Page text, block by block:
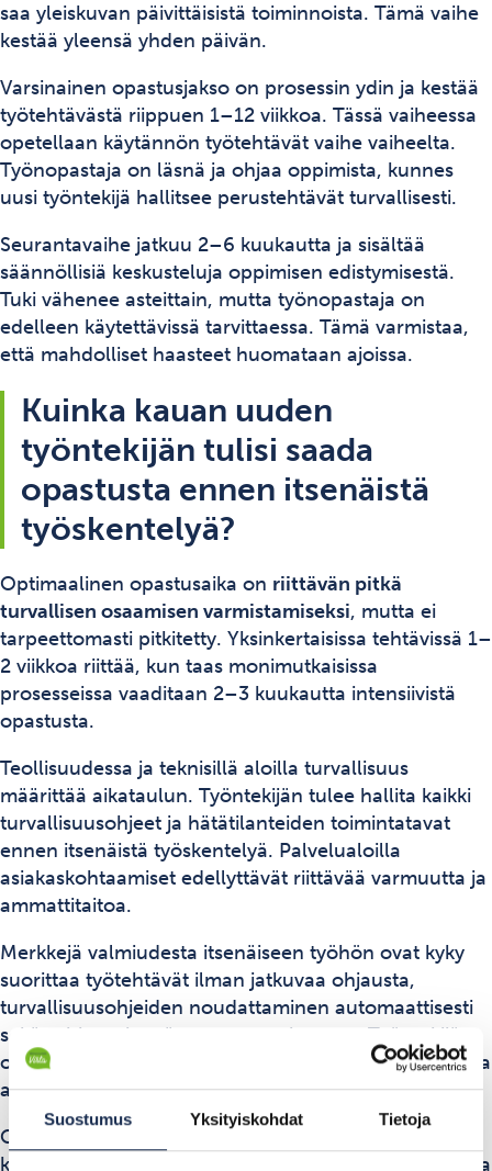
Suostumus Yksityiskohdat Tietoja
saa yleiskuvan päivittäisistä toiminnoista. Tämä vaihe
kestää yleensä yhden päivän.
Varsinainen opastusjakso on prosessin ydin ja kestää
työtehtävästä riippuen 1–12 viikkoa. Tässä vaiheessa
opetellaan käytännön työtehtävät vaihe vaiheelta.
Työnopastaja on läsnä ja ohjaa oppimista, kunnes
uusi työntekijä hallitsee perustehtävät turvallisesti.
Seurantavaihe jatkuu 2–6 kuukautta ja sisältää
säännöllisiä keskusteluja oppimisen edistymisestä.
Tuki vähenee asteittain, mutta työnopastaja on
edelleen käytettävissä tarvittaessa. Tämä varmistaa,
että mahdolliset haasteet huomataan ajoissa.
Kuinka kauan uuden
työntekijän tulisi saada
opastusta ennen itsenäistä
työskentelyä?
Optimaalinen opastusaika on riittävän pitkä
turvallisen osaamisen varmistamiseksi, mutta ei
tarpeettomasti pitkitetty. Yksinkertaisissa tehtävissä 1–
2 viikkoa riittää, kun taas monimutkaisissa
prosesseissa vaaditaan 2–3 kuukautta intensiivistä
opastusta.
Teollisuudessa ja teknisillä aloilla turvallisuus
määrittää aikataulun. Työntekijän tulee hallita kaikki
turvallisuusohjeet ja hätätilanteiden toimintatavat
ennen itsenäistä työskentelyä. Palvelualoilla
asiakaskohtaamiset edellyttävät riittävää varmuutta ja
ammattitaitoa.
Merkkejä valmiudesta itsenäiseen työhön ovat kyky
suorittaa työtehtävät ilman jatkuvaa ohjausta,
turvallisuusohjeiden noudattaminen automaattisesti
sekä rohkeus kysyä neuvoa tarvittaessa. Työntekijä
osaa tunnistaa ongelmatilanteet ja tietää, mistä hakea
apua.
Oppimisen edistymistä arvioidaan säännöllisillä
keskusteluilla ja käytännön seurannalla. Työnopastaja